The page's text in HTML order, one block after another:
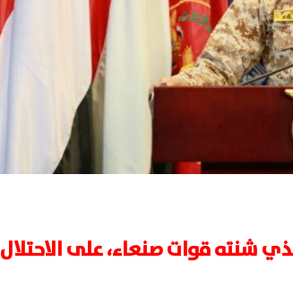
قوات صنعاء، على الاحتلال